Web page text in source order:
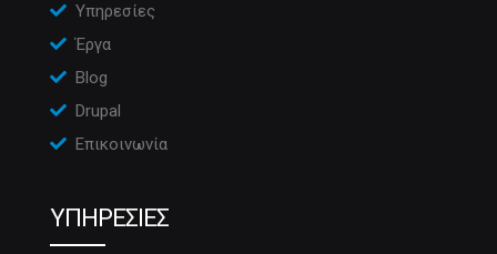
Υπηρεσίες
Έργα
Blog
Drupal
Επικοινωνία
ΥΠΗΡΕΣΙΕΣ